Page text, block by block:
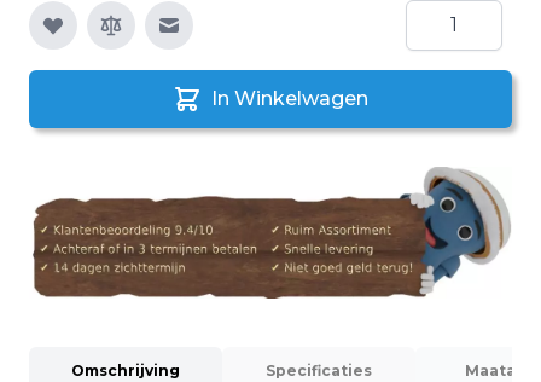
E-mail naar een vriend
Aantal
In Winkelwagen
Omschrijving Specificaties